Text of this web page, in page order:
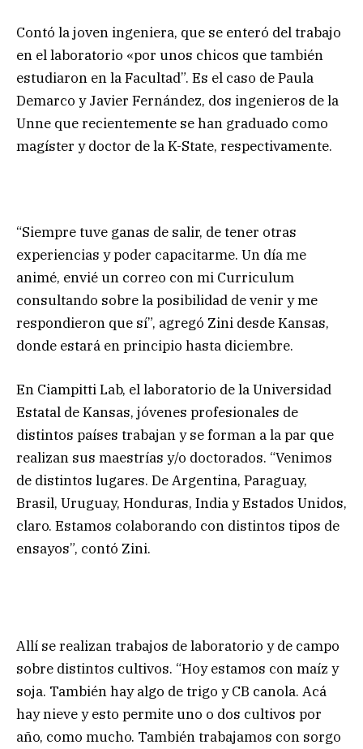
Contó la joven ingeniera, que se enteró del trabajo
en el laboratorio «por unos chicos que también
estudiaron en la Facultad”. Es el caso de Paula
Demarco y Javier Fernández, dos ingenieros de la
Unne que recientemente se han graduado como
magíster y doctor de la K-State, respectivamente.
“Siempre tuve ganas de salir, de tener otras
experiencias y poder capacitarme. Un día me
animé, envié un correo con mi Curriculum
consultando sobre la posibilidad de venir y me
respondieron que sí”, agregó Zini desde Kansas,
donde estará en principio hasta diciembre.
En Ciampitti Lab, el laboratorio de la Universidad
Estatal de Kansas, jóvenes profesionales de
distintos países trabajan y se forman a la par que
realizan sus maestrías y/o doctorados. “Venimos
de distintos lugares. De Argentina, Paraguay,
Brasil, Uruguay, Honduras, India y Estados Unidos,
claro. Estamos colaborando con distintos tipos de
ensayos”, contó Zini.
Allí se realizan trabajos de laboratorio y de campo
sobre distintos cultivos. “Hoy estamos con maíz y
soja. También hay algo de trigo y CB canola. Acá
hay nieve y esto permite uno o dos cultivos por
año, como mucho. También trabajamos con sorgo